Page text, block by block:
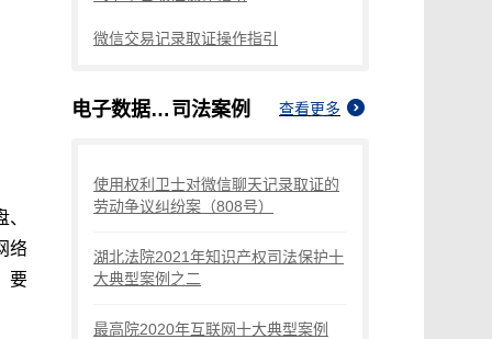
络
要
微信交易记录取证操作指引
电子数据取证行业 司法案例 查看更多
使用权利卫士对微信聊天记录取证的
劳动争议纠纷案（808号）
湖北法院2021年知识产权司法保护十
大典型案例之二
最高院2020年互联网十大典型案例